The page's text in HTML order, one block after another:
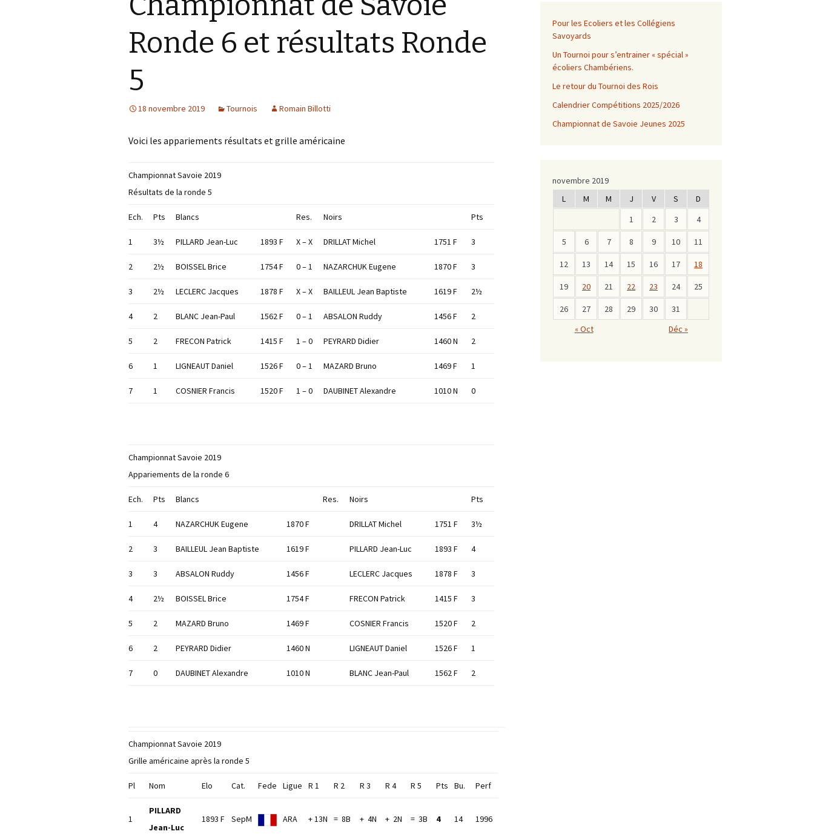
Ronde 6 et résultats Ronde
5
18 novembre 2019 Tournois Romain Billotti
Voici les appariements résultats et grille américaine
Championnat Savoie 2019
Résultats de la ronde 5
Ech. Pts Blancs Res. Noirs Pts
1 3½ PILLARD Jean-Luc 1893 F X – X DRILLAT Michel 1751 F 3
2 2½ BOISSEL Brice 1754 F 0 – 1 NAZARCHUK Eugene 1870 F 3
3 2½ LECLERC Jacques 1878 F X – X BAILLEUL Jean Baptiste 1619 F 2½
4 2 BLANC Jean-Paul 1562 F 0 – 1 ABSALON Ruddy 1456 F 2
5 2 FRECON Patrick 1415 F 1 – 0 PEYRARD Didier 1460 N 2
6 1 LIGNEAUT Daniel 1526 F 0 – 1 MAZARD Bruno 1469 F 1
7 1 COSNIER Francis 1520 F 1 – 0 DAUBINET Alexandre 1010 N 0
Championnat Savoie 2019
Appariements de la ronde 6
Ech. Pts Blancs Res. Noirs Pts
1 4 NAZARCHUK Eugene 1870 F DRILLAT Michel 1751 F 3½
2 3 BAILLEUL Jean Baptiste 1619 F PILLARD Jean-Luc 1893 F 4
3 3 ABSALON Ruddy 1456 F LECLERC Jacques 1878 F 3
4 2½ BOISSEL Brice 1754 F FRECON Patrick 1415 F 3
5 2 MAZARD Bruno 1469 F COSNIER Francis 1520 F 2
6 2 PEYRARD Didier 1460 N LIGNEAUT Daniel 1526 F 1
7 0 DAUBINET Alexandre 1010 N BLANC Jean-Paul 1562 F 2
Championnat Savoie 2019
Grille américaine après la ronde 5
Pl Nom Elo Cat. Fede Ligue R 1 R 2 R 3 R 4 R 5 Pts Bu. Perf
1
PILLARD
Jean-Luc
1893 F SepM ARA + 13N = 8B + 4N + 2N = 3B 4 14 1996
Pour les Ecoliers et les Collégiens
Savoyards
Un Tournoi pour s’entrainer « spécial »
écoliers Chambériens.
Le retour du Tournoi des Rois
Calendrier Compétitions 2025/2026
Championnat de Savoie Jeunes 2025
novembre 2019
L
M M J V S
D
1
2 3 4
5 6 7 8 9 10 11
12 13 14 15 16 17 18
19 20 21 22 23 24 25
26 27 28 29 30
31
« Oct
Déc »